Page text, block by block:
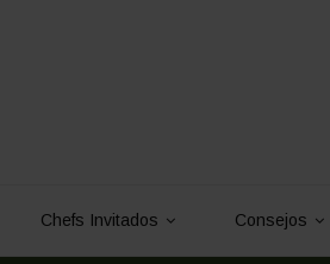
Chefs Invitados Consejos